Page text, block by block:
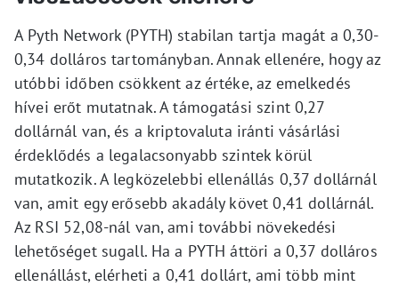
A Pyth Network (PYTH) stabilan tartja magát a 0,30-
0,34 dolláros tartományban. Annak ellenére, hogy az
utóbbi időben csökkent az értéke, az emelkedés
hívei erőt mutatnak. A támogatási szint 0,27
dollárnál van, és a kriptovaluta iránti vásárlási
érdeklődés a legalacsonyabb szintek körül
mutatkozik. A legközelebbi ellenállás 0,37 dollárnál
van, amit egy erősebb akadály követ 0,41 dollárnál.
Az RSI 52,08-nál van, ami további növekedési
lehetőséget sugall. Ha a PYTH áttöri a 0,37 dolláros
ellenállást, elérheti a 0,41 dollárt, ami több mint